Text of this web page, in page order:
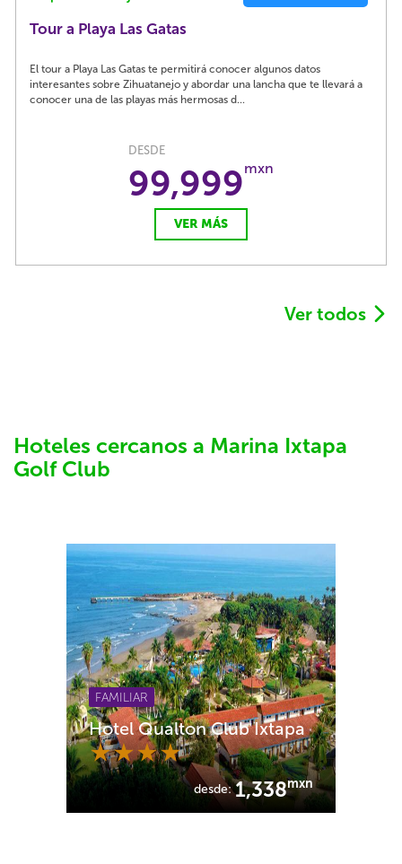
Tour a Playa Las Gatas
El tour a Playa Las Gatas te permitirá conocer algunos datos
interesantes sobre Zihuatanejo y abordar una lancha que te llevará a
conocer una de las playas más hermosas d...
DESDE
99,999mxn
VER MÁS
Ver todos
Hoteles cercanos a Marina Ixtapa
Golf Club
FAMILIAR
Hotel Qualton Club Ixtapa
desde:1,338mxn